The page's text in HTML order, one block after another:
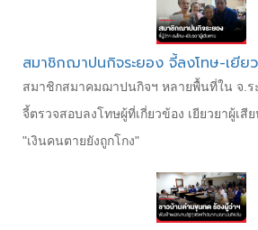
สมาชิกฌาปนกิจระยอง จี้ลงโทษ-เยีย
สมาชิกสมาคมฌาปนกิจฯ หลายพื้นที่ใน จ.ร
จี้ตรวจสอบลงโทษผู้ที่เกี่ยวข้อง เยียวยาผู้เสี
"เงินคนตายยังถูกโกง"